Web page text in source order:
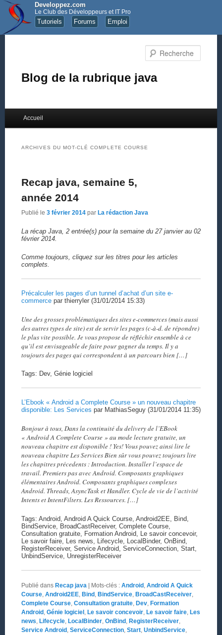
Developpez.com
Le Club des Développeurs et IT Pro
Tutoriels Forums Emploi
Blog de la rubrique java
Aller au contenu principal
Aller au contenu secondaire
Accueil
ARCHIVES DU MOT-CLÉ COMPLETE COURSE
Recap java, semaine 5,
année 2014
Publié le 3 février 2014 par La rédaction Java
La récap Java, 2 entrée(s) pour la semaine du 27 janvier au 02
février 2014.
Comme toujours, cliquez sur les titres pour les articles
complets.
Précalculer les pages d’un tunnel d’achat d’un site e-
commercepar thierryler (31/01/2014 15:33)
Une des grosses problématiques des sites e-commerces (mais aussi
des autres types de site) est de servir les pages (c-à-d. de répondre)
le plus vite possible. Je vous propose de réfléchir ensemble à ce
qu’il est envisageable de faire pour gagner du temps. Il y a
toujours des pages qui correspondent à un parcours bien […]
Tags: Dev, Génie logiciel
L’Ebook « Android a Complete Course » un nouveau chapitre
disponible: Les Services par MathiasSeguy (31/01/2014 11:35)
Bonjour à tous, Dans la continuité du delivery de l’EBook
« Android A Complete Course » au mode lecture gratuite, un
nouveau chapitre est disponible ! Yes! Vous pouvez ainsi lire le
nouveau chapitre Les Services Bien sûr vous pouvez toujours lire
les chapitres précedents : Introduction. Installer l’espace de
travail. Premiers pas avec Android. Composants graphiques
élémentaires Android. Composants graphiques complexes
Android. Threads, AsyncTask et Handler. Cycle de vie de l’activité
Intents et IntentFilters. Les Ressources. […]
Tags: Android, Android A Quick Course, Android2EE, Bind,
BindService, BroadCastReceiver, Complete Course,
Consultation gratuite, Formation Android, Le savoir concevoir,
Le savoir faire, Les news, Lifecycle, LocalBinder, OnBind,
RegisterReceiver, Service Android, ServiceConnection, Start,
UnbindService, UnregisterReceiver
Publié dans Recap java | Mots-clés : Android, Android A Quick
Course, Android2EE, Bind, BindService, BroadCastReceiver,
Complete Course, Consultation gratuite, Dev, Formation
Android, Génie logiciel, Le savoir concevoir, Le savoir faire, Les
news Lifecycle, LocalBinder, OnBind, RegisterReceiver,
Service Android, ServiceConnection, Start, UnbindService,